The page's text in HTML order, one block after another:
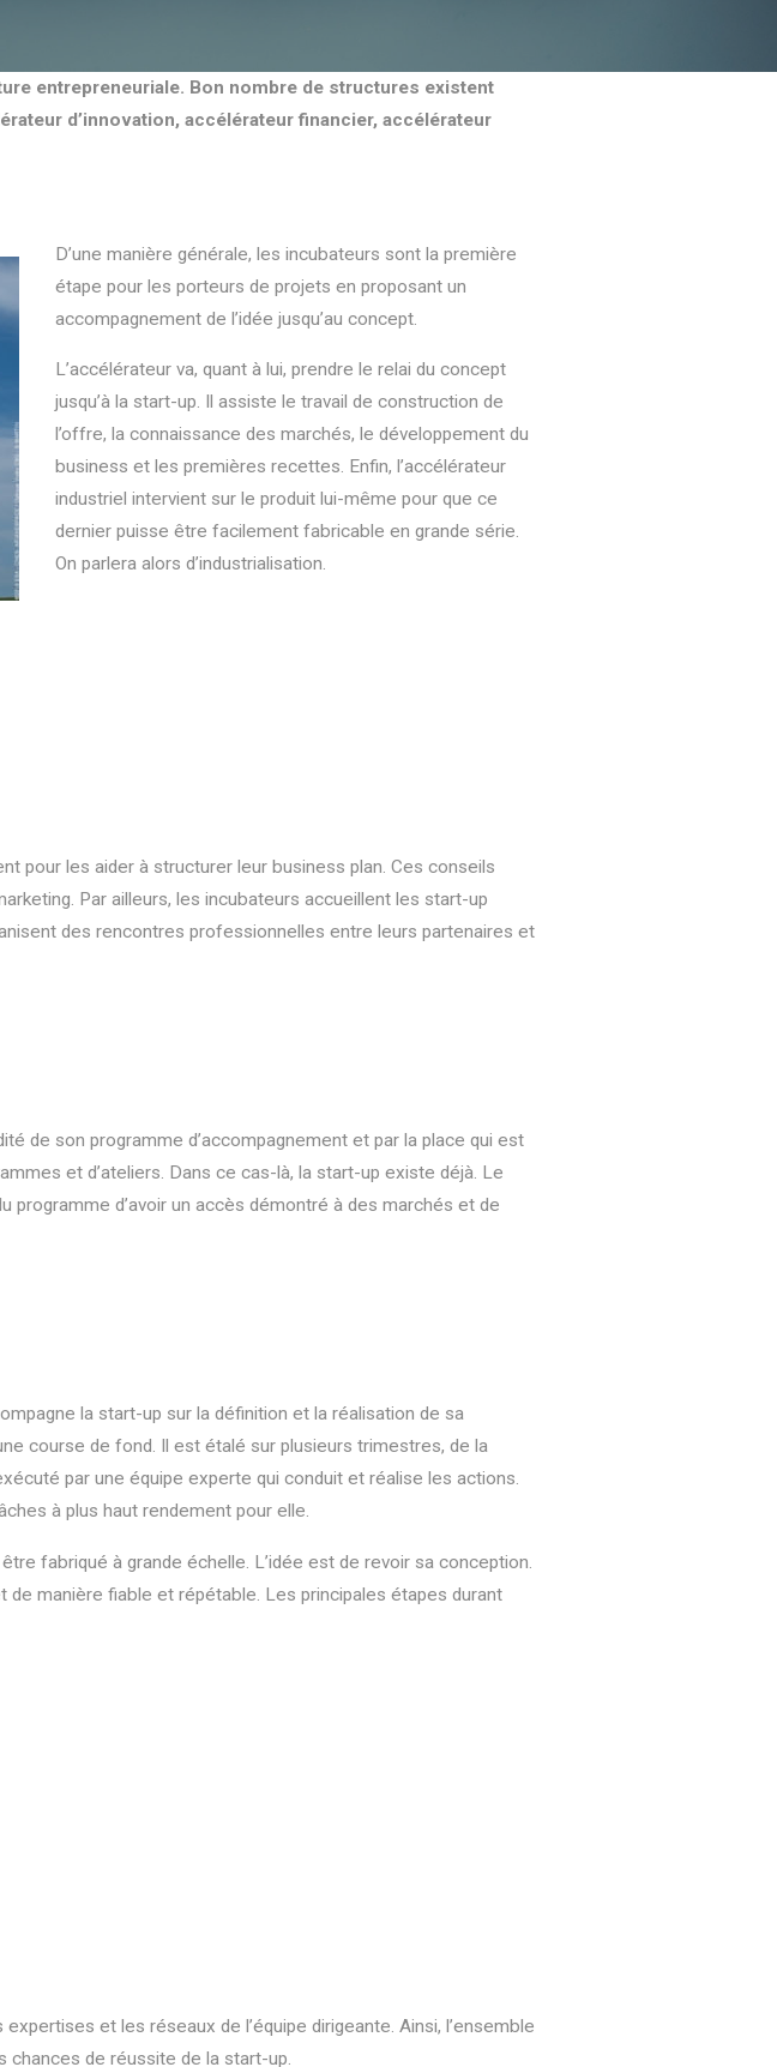
entrepreneuriale. Bon nombre de structures existent
d’innovation, accélérateur financier, accélérateur
D’une manière générale, les incubateurs sont la première
étape pour les porteurs de projets en proposant un
accompagnement de l’idée jusqu’au concept.
L’accélérateur va, quant à lui, prendre le relai du concept
jusqu’à la start-up. Il assiste le travail de construction de
l’offre, la connaissance des marchés, le développement du
business et les premières recettes. Enfin, l’accélérateur
industriel intervient sur le produit lui-même pour que ce
dernier puisse être facilement fabricable en grande série.
On parlera alors d’industrialisation.
pour les aider à structurer leur business plan. Ces conseils
Par ailleurs, les incubateurs accueillent les start-up
des rencontres professionnelles entre leurs partenaires et
de son programme d’accompagnement et par la place qui est
et d’ateliers. Dans ce cas-là, la start-up existe déjà. Le
programme d’avoir un accès démontré à des marchés et de
la start-up sur la définition et la réalisation de sa
course de fond. Il est étalé sur plusieurs trimestres, de la
par une équipe experte qui conduit et réalise les actions.
à plus haut rendement pour elle.
fabriqué à grande échelle. L’idée est de revoir sa conception.
de manière fiable et répétable. Les principales étapes durant
et les réseaux de l’équipe dirigeante. Ainsi, l’ensemble
de réussite de la start-up.
MENU